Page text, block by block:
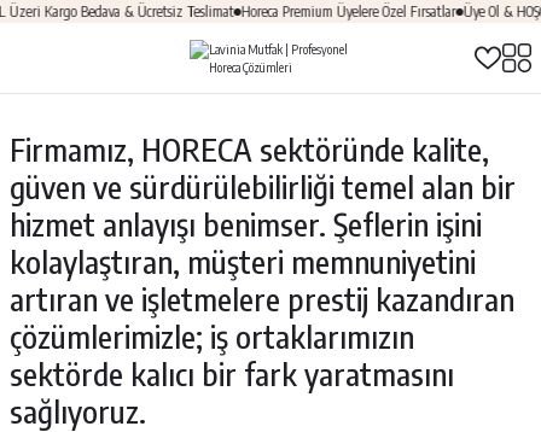
Kargo Bedava & Ücretsiz Teslimat Horeca Premium Üyelere Özel Fırsatlar Üye Ol &
Firmamız, HORECA sektöründe kalite,
güven ve sürdürülebilirliği temel alan bir
hizmet anlayışı benimser. Şeflerin işini
kolaylaştıran, müşteri memnuniyetini
artıran ve işletmelere prestij kazandıran
çözümlerimizle; iş ortaklarımızın
sektörde kalıcı bir fark yaratmasını
sağlıyoruz.